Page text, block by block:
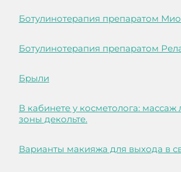
Ботулинотерапия препаратом
Ботулинотерапия препаратом
Брыли
В кабинете у косметолога:
зоны декольте.
Варианты макияжа для выхода в